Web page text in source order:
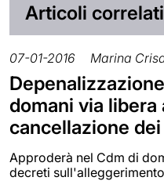
Articoli correlati
07-01-2016 Marina
domani via libera
cancellazione
Approderà nel Cdm di
decreti